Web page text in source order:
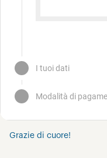
Grazie di cuore!